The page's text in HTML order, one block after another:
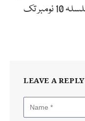
ہونے کا امکان ظاہر کیا گیا ہے اور یہ سلسلہ 10 نومبر تک
LEAVE A REPLY